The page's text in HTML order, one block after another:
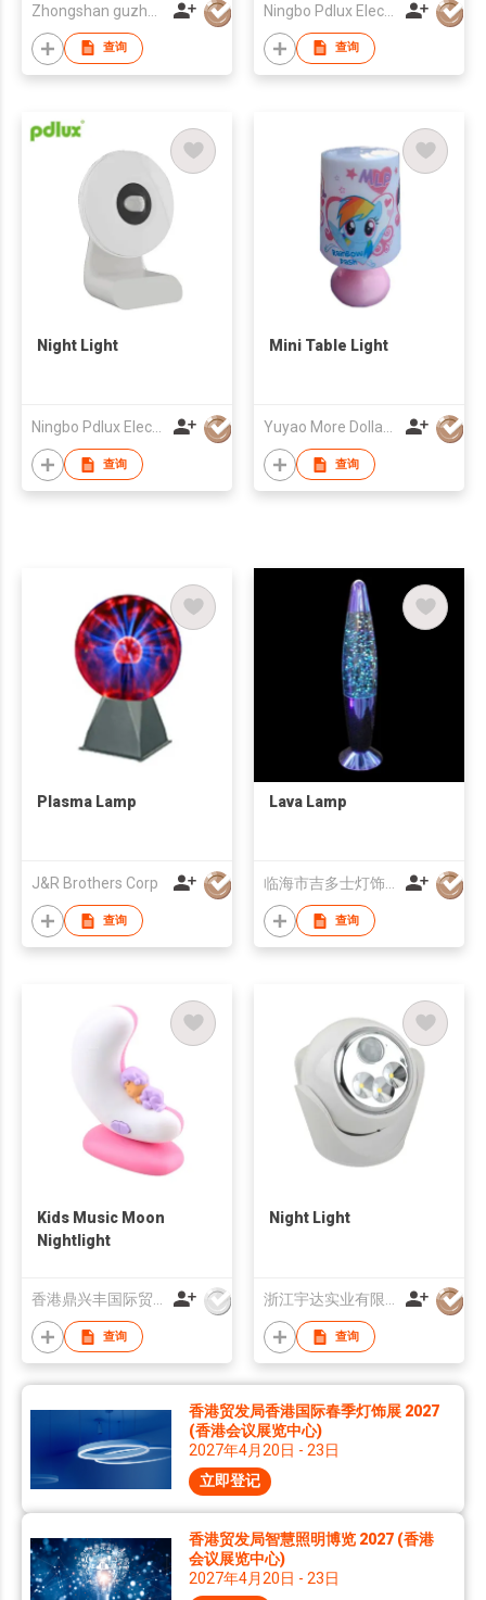
查询
Ningbo Pdlux Electronics Technology Co Ltd
查询
Night Light
Ningbo Pdlux Electronics Technology Co Ltd
查询
Mini Table Light
查询
Plasma Lamp
J&R Brothers Corp
查询
Lava Lamp
查询
Kids Music Moon
Nightlight
香港鼎兴丰国际贸易有限公司
查询
Night Light
浙江宇达实业有限公司
查询
香港贸发局香港国际春季灯饰展 2027
(香港会议展览中心)
2027年4月20日 - 23日
立即登记
香港贸发局智慧照明博览 2027 (香港
会议展览中心)
2027年4月20日 - 23日